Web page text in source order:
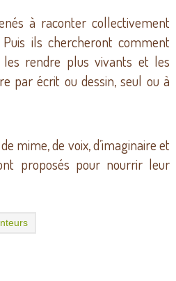
à raconter collectivement
ils chercheront comment
les rendre plus vivants et les
par écrit ou dessin, seul ou à
mime, de voix, d’imaginaire et
proposés pour nourrir leur